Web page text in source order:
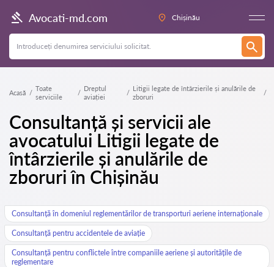
Avocati-md.com Chișinău
Acasă
Toate
serviciile
Dreptul
aviației
Litigii legate de întârzierile și anulările de
zboruri
Consultanță și servicii ale
avocatului Litigii legate de
întârzierile și anulările de
zboruri în Chișinău
Consultanță în domeniul reglementărilor de transporturi aeriene internaționale
Consultanță pentru accidentele de aviație
Consultanță pentru conflictele între companiile aeriene și autoritățile de
reglementare